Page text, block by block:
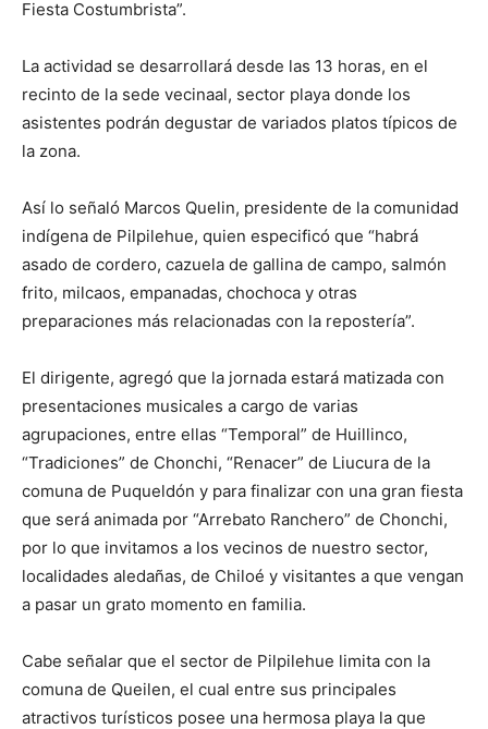
Fiesta Costumbrista”.
La actividad se desarrollará desde las 13 horas, en el
recinto de la sede vecinaal, sector playa donde los
asistentes podrán degustar de variados platos típicos de
la zona.
Así lo señaló Marcos Quelin, presidente de la comunidad
indígena de Pilpilehue, quien especificó que “habrá
asado de cordero, cazuela de gallina de campo, salmón
frito, milcaos, empanadas, chochoca y otras
preparaciones más relacionadas con la repostería”.
El dirigente, agregó que la jornada estará matizada con
presentaciones musicales a cargo de varias
agrupaciones, entre ellas “Temporal” de Huillinco,
“Tradiciones” de Chonchi, “Renacer” de Liucura de la
comuna de Puqueldón y para finalizar con una gran fiesta
que será animada por “Arrebato Ranchero” de Chonchi,
por lo que invitamos a los vecinos de nuestro sector,
localidades aledañas, de Chiloé y visitantes a que vengan
a pasar un grato momento en familia.
Cabe señalar que el sector de Pilpilehue limita con la
comuna de Queilen, el cual entre sus principales
atractivos turísticos posee una hermosa playa la que